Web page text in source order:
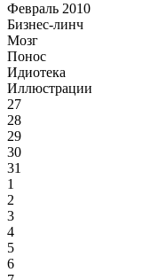
Февраль 2010
Бизнес-линч
Мозг
Понос
Идиотека
Иллюстрации
27
28
29
30
31
1
2
3
4
5
6